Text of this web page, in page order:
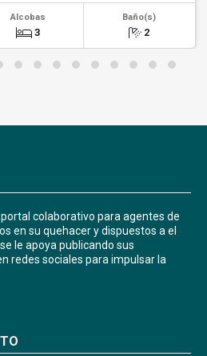
Alcobas
3
Baño(s)
2
colaborativo para agentes de
en su quehacer y dispuestos a el
le apoya publicando sus
redes sociales para impulsar la